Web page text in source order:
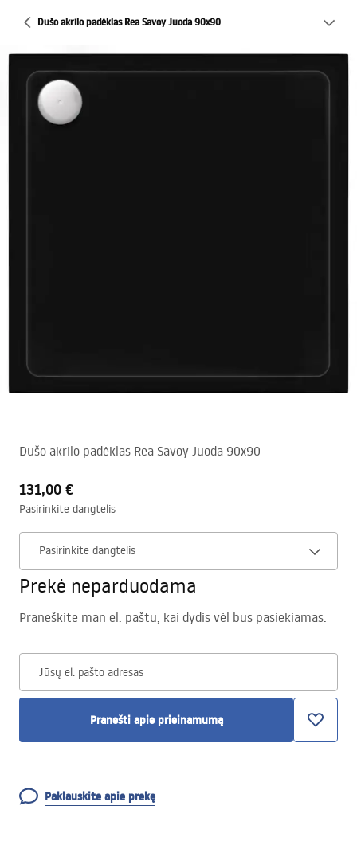
Dušo akrilo padėklas Rea Savoy Juoda 90x90
Dušo akrilo padėklas Rea Savoy Juoda 90x90
131,00 €
Pasirinkite dangtelis
Pasirinkite dangtelis
Prekė neparduodama
Praneškite man el. paštu, kai dydis vėl bus pasiekiamas.
Jūsų el. pašto adresas
Pranešti apie prieinamumą
Paklauskite apie prekę